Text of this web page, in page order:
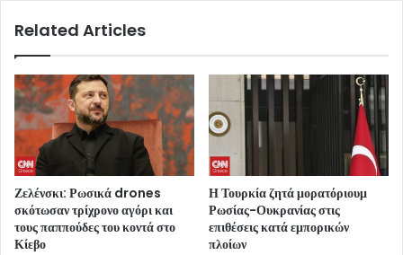
Related Articles
Ζελένσκι: Ρωσικά drones
σκότωσαν τρίχρονο αγόρι και
τους παππούδες του κοντά στο
Κίεβο
Η Τουρκία ζητά μορατόριουμ
Ρωσίας-Ουκρανίας στις
επιθέσεις κατά εμπορικών
πλοίων